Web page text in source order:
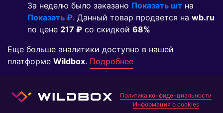
За неделю было заказано Показать шт на
Показать ₽. Данный товар продается на wb.ru
по цене 217 ₽ co скидкой 68%
Еще больше аналитики доступно в нашей
платформе Wildbox. Подробнее
Политика конфиденциальности
Информация о cookies